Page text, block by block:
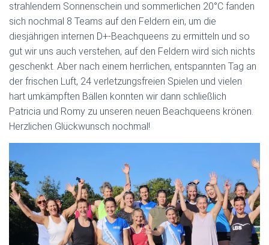
strahlendem Sonnenschein und sommerlichen 20°C fanden
sich nochmal 8 Teams auf den Feldern ein, um die
diesjährigen internen D+-Beachqueens zu ermitteln und so
gut wir uns auch verstehen, auf den Feldern wird sich nichts
geschenkt. Aber nach einem herrlichen, entspannten Tag an
der frischen Luft, 24 verletzungsfreien Spielen und vielen
hart umkämpften Bällen konnten wir dann schließlich
Patricia und Romy zu unseren neuen Beachqueens krönen.
Herzlichen Glückwunsch nochmal!